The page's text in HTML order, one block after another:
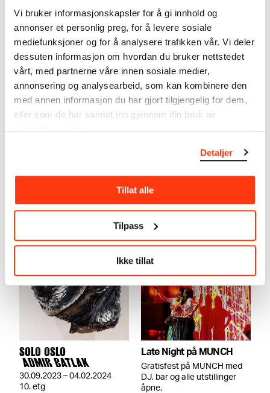
Vi bruker informasjonskapsler for å gi innhold og
annonser et personlig preg, for å levere sosiale
mediefunksjoner og for å analysere trafikken vår. Vi deler
dessuten informasjon om hvordan du bruker nettstedet
vårt, med partnerne våre innen sosiale medier,
annonsering og analysearbeid, som kan kombinere den
med annen informasjon du har gjort tilgjengelig for dem,
eller som de har samlet inn gjennom din bruk av
tjenestene deres.
Detaljer
Tillat alle
Tilpass
Ikke tillat
SE OGSÅ
ÅPNING & HØSTFEST
29.09.2023,20:00–23:30
ALICE NEEL
HVER PERSON ER ET
NYTT UNIVERS
02.09.2023 – 26.11.2023
9. etg
SOLO OSLO
ADMIR BATLAK
30.09.2023 – 04.02.2024
10. etg
Late Night på MUNCH
Gratisfest på MUNCH med
DJ, bar og alle utstillinger
åpne.